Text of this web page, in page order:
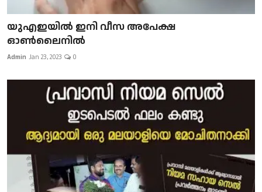
യുഎഇയിൽ ഇനി വീസ അപേക്ഷ
ഓൺലൈനിൽ
Admin Jan 23, 2023 0